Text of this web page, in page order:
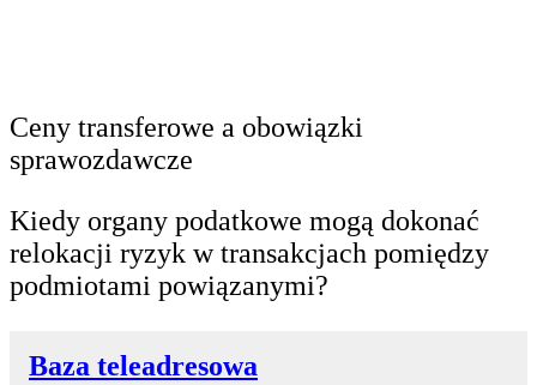
Ceny transferowe a obowiązki
sprawozdawcze
Kiedy organy podatkowe mogą dokonać
relokacji ryzyk w transakcjach pomiędzy
podmiotami powiązanymi?
Baza teleadresowa